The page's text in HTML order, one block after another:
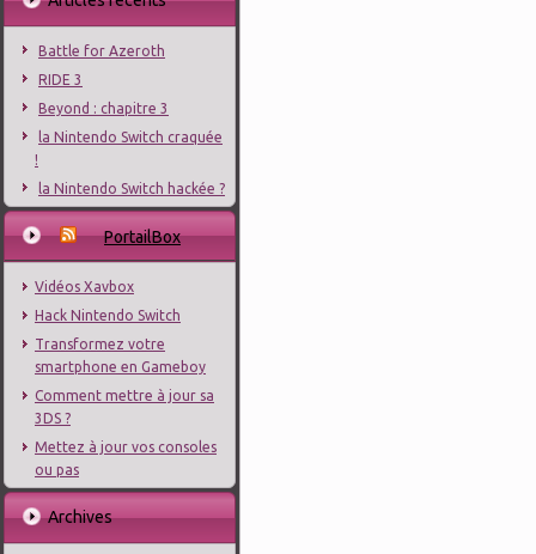
Battle for Azeroth
RIDE 3
Beyond : chapitre 3
la Nintendo Switch craquée
!
la Nintendo Switch hackée ?
PortailBox
Vidéos Xavbox
Hack Nintendo Switch
Transformez votre
smartphone en Gameboy
Comment mettre à jour sa
3DS ?
Mettez à jour vos consoles
ou pas
Archives